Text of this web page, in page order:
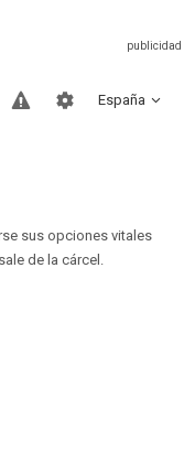
España
sus opciones vitales
de la cárcel.